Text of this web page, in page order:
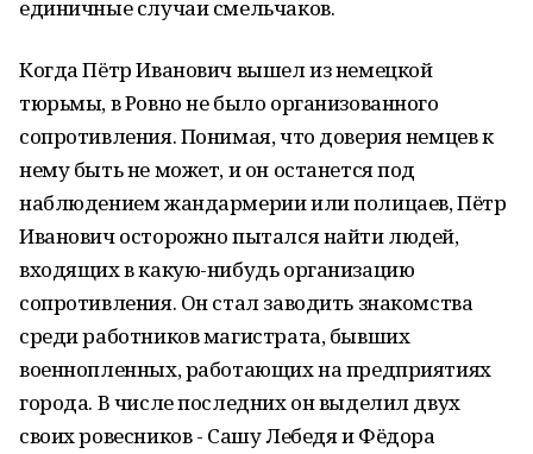
единичные случаи смельчаков.
Когда Пётр Иванович вышел из немецкой
тюрьмы, в Ровно не было организованного
сопротивления. Понимая, что доверия немцев к
нему быть не может, и он останется под
наблюдением жандармерии или полицаев, Пётр
Иванович осторожно пытался найти людей,
входящих в какую-нибудь организацию
сопротивления. Он стал заводить знакомства
среди работников магистрата, бывших
военнопленных, работающих на предприятиях
города. В числе последних он выделил двух
своих ровесников - Сашу Лебедя и Фёдора